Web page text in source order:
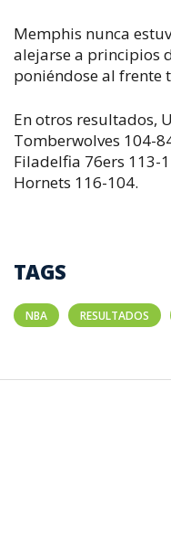
Memphis nunca
alejarse a principios
poniéndose al frente
En otros resultados,
Tomberwolves 104-
Filadelfia 76ers 113-
Hornets 116-104.
TAGS
NBA RESULTADOS